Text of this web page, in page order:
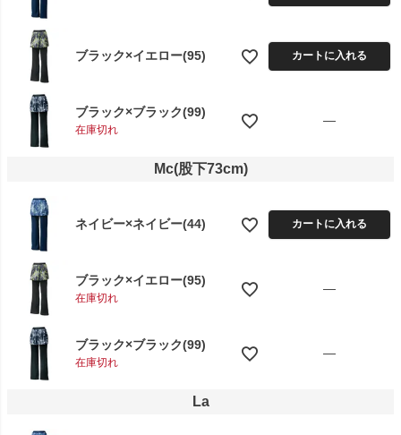
ブラック×イエロー(95) カートに入れる
ブラック×ブラック(99)
在庫切れ
—
Mc(股下73cm)
ネイビー×ネイビー(44) カートに入れる
ブラック×イエロー(95)
在庫切れ
—
ブラック×ブラック(99)
在庫切れ
—
La